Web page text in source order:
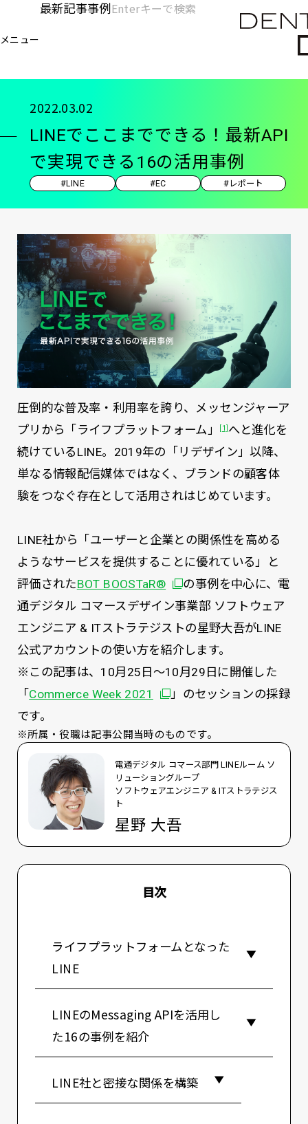
ン
ン
ツ
メニュー
[KC]
-
メ
最新記事事例
検
索
LINEでここまでできる！最新API
で実現できる16の活用事例
2022.03.02
#LINE #EC #レポート
圧倒的な普及率・利用率を誇り、メッセンジャーア
プリから「ライフプラットフォーム」
[1]へと進化を
続けているLINE。2019年の「リデザイン」以降、
単なる情報配信媒体ではなく、ブランドの顧客体
験をつなぐ存在として活用されはじめています。
LINE社から「ユーザーと企業との関係性を高める
ようなサービスを提供することに優れている」と
評価されたBOT BOOSTaR®別ウィンドウで開く
の事例を中心に、電
通デジタル コマースデザイン事業部 ソフトウェア
エンジニア & ITストラテジストの星野大吾がLINE
公式アカウントの使い方を紹介します。
※この記事は、10月25日〜10月29日に開催した
「Commerce Week 2021 別ウィンドウで開く
」のセッションの採録
です。
※所属・役職は記事公開当時のものです。
電通デジタル コマース部門 LINEルーム ソ
リューショングループ
ソフトウェアエンジニア & ITストラテジス
ト
星野 大吾
目次
ライフプラットフォームとなった
LINE
LINEのMessaging APIを活用し
た16の事例を紹介
LINE社と密接な関係を構築